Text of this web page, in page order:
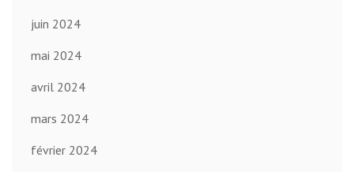
juin 2024
mai 2024
avril 2024
mars 2024
février 2024